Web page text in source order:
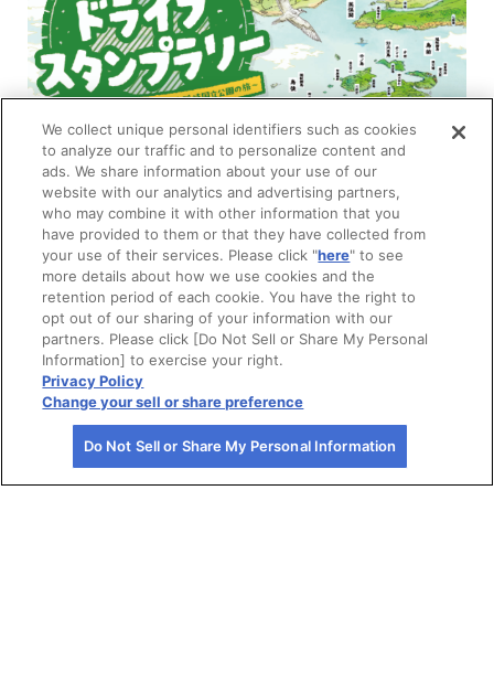
【鳥取県】神話が息づく山・島・海を巡る大山隠岐国立公
園の旅
2026年6月1日〜2026年11月30日
鳥取県
QRコード 位置情報
スポットクーポン
あり
スタンプ
スポット
特典内容
抽選で名産品・特産品をプレゼント！
We collect unique personal identifiers such as cookies
to analyze our traffic and to personalize content and
ads. We share information about your use of our
website with our analytics and advertising partners,
who may combine it with other information that you
have provided to them or that they have collected from
your use of their services. Please click "here" to see
more details about how we use cookies and the
retention period of each cookie. You have the right to
opt out of our sharing of your information with our
partners. Please click [Do Not Sell or Share My Personal
Information] to exercise your right.
Privacy Policy
Change your sell or share preference
Do Not Sell or Share My Personal Information